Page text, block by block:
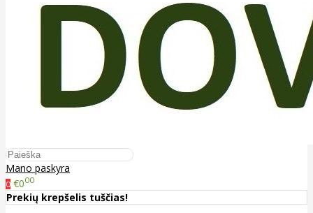
Mano paskyra
0 €000
Prekių krepšelis tuščias!